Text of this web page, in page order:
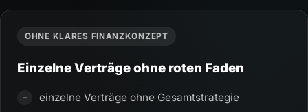
OHNE KLARES FINANZKONZEPT
Einzelne Verträge ohne roten Faden
einzelne Verträge ohne Gesamtstrategie